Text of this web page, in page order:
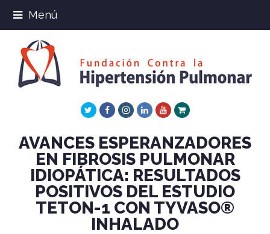
Menú
TwitterFacebookInstagram
LinkedInYoutube
Xing
AVANCES ESPERANZADORES
EN FIBROSIS PULMONAR
IDIOPÁTICA: RESULTADOS
POSITIVOS DEL ESTUDIO
TETON-1 CON TYVASO®
INHALADO